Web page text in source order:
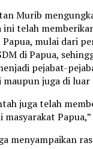
Murib
ini telah
Papua, mulai dari
di Papua,
pejabat-
juga di luar
juga telah
masyarakat
menyampaikan